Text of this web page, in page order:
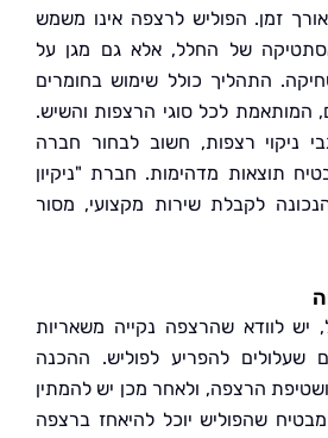
הפוליש לרצפה אינו משמש
של החלל, אלא גם מגן על
כולל שימוש בחומרים
לכל סוגי הרצפות והשיש.
רצפות, חשוב לבחור חברה
מדהימות. חברת "ניקיון
שירות מקצועי, מסור
שהרצפה נקייה משאריות
להפריע לפוליש. ההכנה
ולאחר מכן יש להמתין
יוכל להיאחז ברצפה